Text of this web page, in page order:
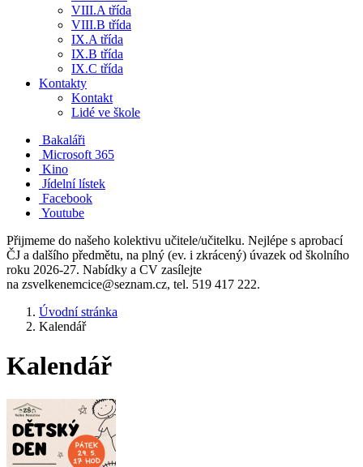
VIII.A třída
VIII.B třída
IX.A třída
IX.B třída
IX.C třída
Kontakty
Kontakt
Lidé ve škole
Bakaláři
Microsoft 365
Kino
Jídelní lístek
Facebook
Youtube
Přijmeme do našeho kolektivu učitele/učitelku. Nejlépe s aprobací
ČJ a dalšího předmětu, na plný (ev. i zkrácený) úvazek od školního
roku 2026-27. Nabídky a CV zasílejte
na zsvelkenemcice@seznam.cz, tel. 519 417 222.
Úvodní stránka
Kalendář
Kalendář